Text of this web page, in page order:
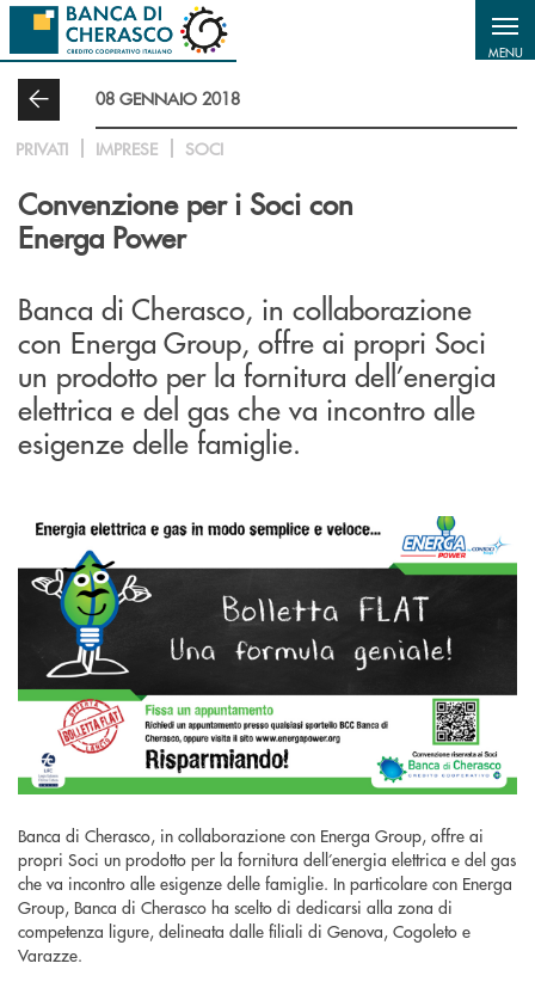
Salta al contenuto principale
MENU
08 GENNAIO 2018
PRIVATI IMPRESE SOCI
Convenzione per i Soci con
Energa Power
Banca di Cherasco, in collaborazione
con Energa Group, offre ai propri Soci
un prodotto per la fornitura dell’energia
elettrica e del gas che va incontro alle
esigenze delle famiglie.
Banca di Cherasco, in collaborazione con Energa Group, offre ai
propri Soci un prodotto per la fornitura dell’energia elettrica e del gas
che va incontro alle esigenze delle famiglie. In particolare con Energa
Group, Banca di Cherasco ha scelto di dedicarsi alla zona di
competenza ligure, delineata dalle filiali di Genova, Cogoleto e
Varazze.